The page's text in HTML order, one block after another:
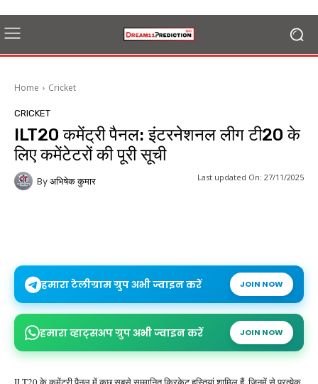
Home Cricket
CRICKET
ILT20 कमेंट्री पैनल: इंटरनेशनल लीग टी20 के
लिए कमेंटेटरों की पूरी सूची
By अभिषेक कुमार Last updated On: 27/11/2025
हमारा टेलीग्राम ग्रुप अभी ज्वाइन करें JOIN NOW
हमारा व्हाट्सअप ग्रुप अभी ज्वाइन करें JOIN NOW